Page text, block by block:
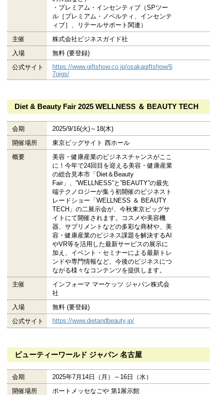
・プレミアム・インセンティブ（SPツー
ル［プレミアム・ノベルティ、インセンテ
ィブ］、リテールサポート関連）
主催
株式会社ビジネスガイド社
入場
無料 (要登録)
公式サイト
https://www.giftshow.co.jp/osakagiftshow/6
7oigs/
Diet & Beauty Fair 2025 WELLNESS ＆ BEAUTY TECH
会期
2025/9/16(火)～18(木)
開催場所
東京ビッグサイト 西ホール
概要
美容・健康産業のビジネスチャンスがここ
に！今年で24回目を迎える美容・健康産業
の総合見本市「Diet＆Beauty
Fair」、”WELLNESS”と”BEAUTY”の最先
端テクノロジーが集う初開催のビジネスト
レードショー「WELLNESS ＆ BEAUTY
TECH」の二展示会が、今秋東京ビッグサ
イトにて開催されます。コスメや美容機
器、サプリメントなどの多彩な商材や、美
容・健康産業のビジネス課題を解決するAI
やVR等を活用した最新サービスの展示に
加え、イベント・セミナーによる最新トレ
ンドや専門情報など、今後のビジネスにつ
ながる様々なコンテンツを提供します。
主催
インフォーマ マーケッツ ジャパン株式会
社
入場
無料 (要登録)
公式サイト
https://www.dietandbeauty.jp/
ビューティーワールド ジャパン 名古屋
会期
2025年7月14日（月）～16日（水）
開催場所
ポートメッセなごや 第1展示館